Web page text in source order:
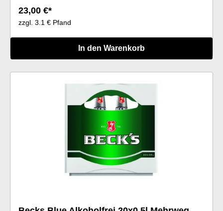
23,00 €*
zzgl. 3.1 € Pfand
In den Warenkorb